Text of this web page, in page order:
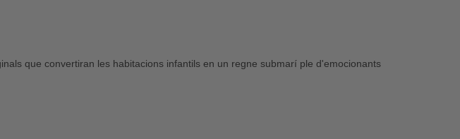
que convertiran les habitacions infantils en un regne submarí ple d'emocionants